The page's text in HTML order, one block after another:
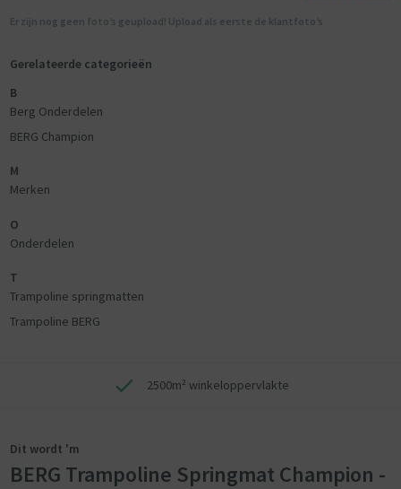
Er zijn nog geen foto’s geupload! Upload als eerste de klantfoto’s
Gerelateerde categorieën
B
Berg Onderdelen
BERG Champion
M
Merken
O
Onderdelen
T
Trampoline springmatten
Trampoline BERG
2500m² winkeloppervlakte
Dit wordt 'm
BERG Trampoline Springmat Champion -